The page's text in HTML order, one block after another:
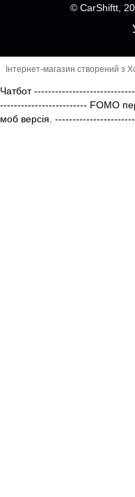
© CarShiftt,
Інтернет-магазин створений з
Чатбот
------------------------- FOMO
моб версія.